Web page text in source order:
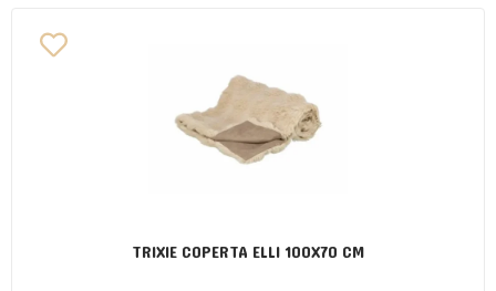
TRIXIE COPERTA ELLI 100X70 CM